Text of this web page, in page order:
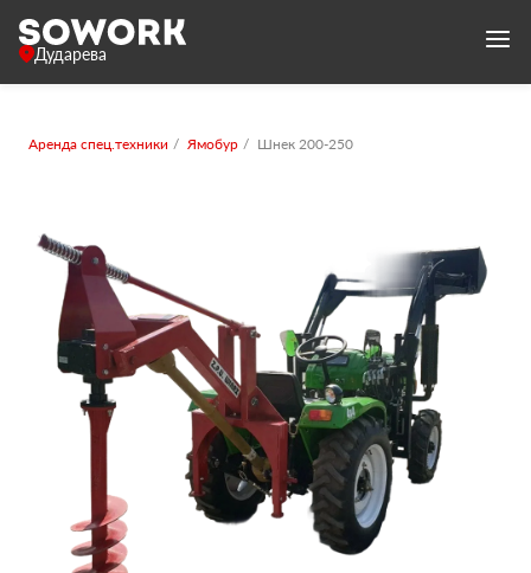
Дударева
Аренда спец.техники Ямобур Шнек 200-250